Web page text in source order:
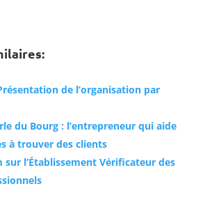
de l’organisation par
du Bourg : l’entrepreneur qui aide
à trouver des clients
sur l’Établissement Vérificateur des